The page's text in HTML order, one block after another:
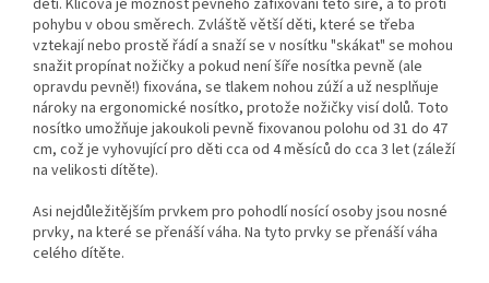
děti. Klíčová je možnost pevného zafixování této šíře, a to proti
pohybu v obou směrech. Zvláště větší děti, které se třeba
vztekají nebo prostě řádí a snaží se v nosítku "skákat" se mohou
snažit propínat nožičky a pokud není šíře nosítka pevně (ale
opravdu pevně!) fixována, se tlakem nohou zúží a už nesplňuje
nároky na ergonomické nosítko, protože nožičky visí dolů. Toto
nosítko umožňuje jakoukoli pevně fixovanou polohu od 31 do 47
cm, což je vyhovující pro děti cca od 4 měsíců do cca 3 let (záleží
na velikosti dítěte).
Asi nejdůležitějším prvkem pro pohodlí nosící osoby jsou nosné
prvky, na které se přenáší váha. Na tyto prvky se přenáší váha
celého dítěte.